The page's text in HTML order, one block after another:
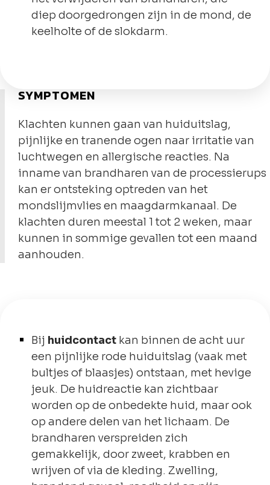
diep doorgedrongen zijn in de mond, de
keelholte of de slokdarm.
SYMPTOMEN
Klachten kunnen gaan van huiduitslag,
pijnlijke en tranende ogen naar irritatie van
luchtwegen en allergische reacties. Na
inname van brandharen van de processierups
kan er ontsteking optreden van het
mondslijmvlies en maagdarmkanaal. De
klachten duren meestal 1 tot 2 weken, maar
kunnen in sommige gevallen tot een maand
aanhouden.
Bij huidcontact kan binnen de acht uur
een pijnlijke rode huiduitslag (vaak met
bultjes of blaasjes) ontstaan, met hevige
jeuk. De huidreactie kan zichtbaar
worden op de onbedekte huid, maar ook
op andere delen van het lichaam. De
brandharen verspreiden zich
gemakkelijk, door zweet, krabben en
wrijven of via de kleding. Zwelling,